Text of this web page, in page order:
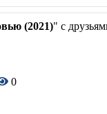
(2021)" с
0